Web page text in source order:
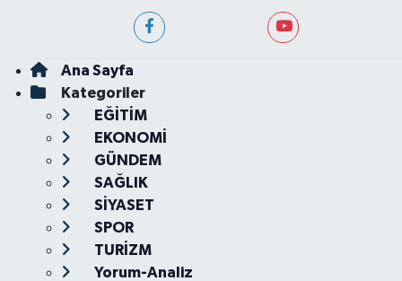
Ana Sayfa
Kategoriler
EĞİTİM
EKONOMİ
GÜNDEM
SAĞLIK
SİYASET
SPOR
TURİZM
Yorum-Analiz